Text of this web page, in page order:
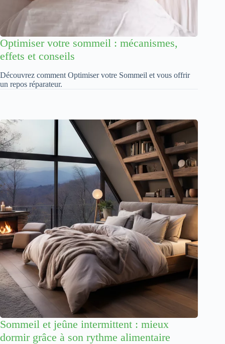
Optimiser votre sommeil : mécanismes,
effets et conseils
Découvrez comment Optimiser votre Sommeil et vous offrir
un repos réparateur.
Sommeil et jeûne intermittent : mieux
dormir grâce à son rythme alimentaire